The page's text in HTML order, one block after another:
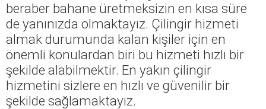
beraber bahane üretmeksizin en kısa süre
de yanınızda olmaktayız. Çilingir hizmeti
almak durumunda kalan kişiler için en
önemli konulardan biri bu hizmeti hızlı bir
şekilde alabilmektir. En yakın çilingir
hizmetini sizlere en hızlı ve güvenilir bir
şekilde sağlamaktayız.